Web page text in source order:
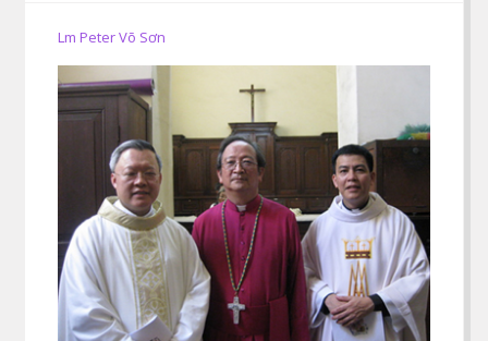
Lm Peter Võ Sơn